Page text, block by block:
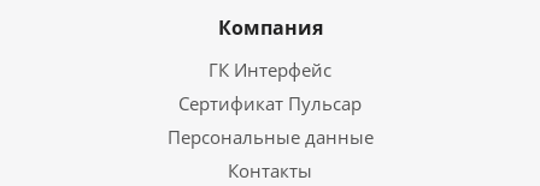
Компания
ГК Интерфейс
Сертификат Пульсар
Персональные данные
Контакты